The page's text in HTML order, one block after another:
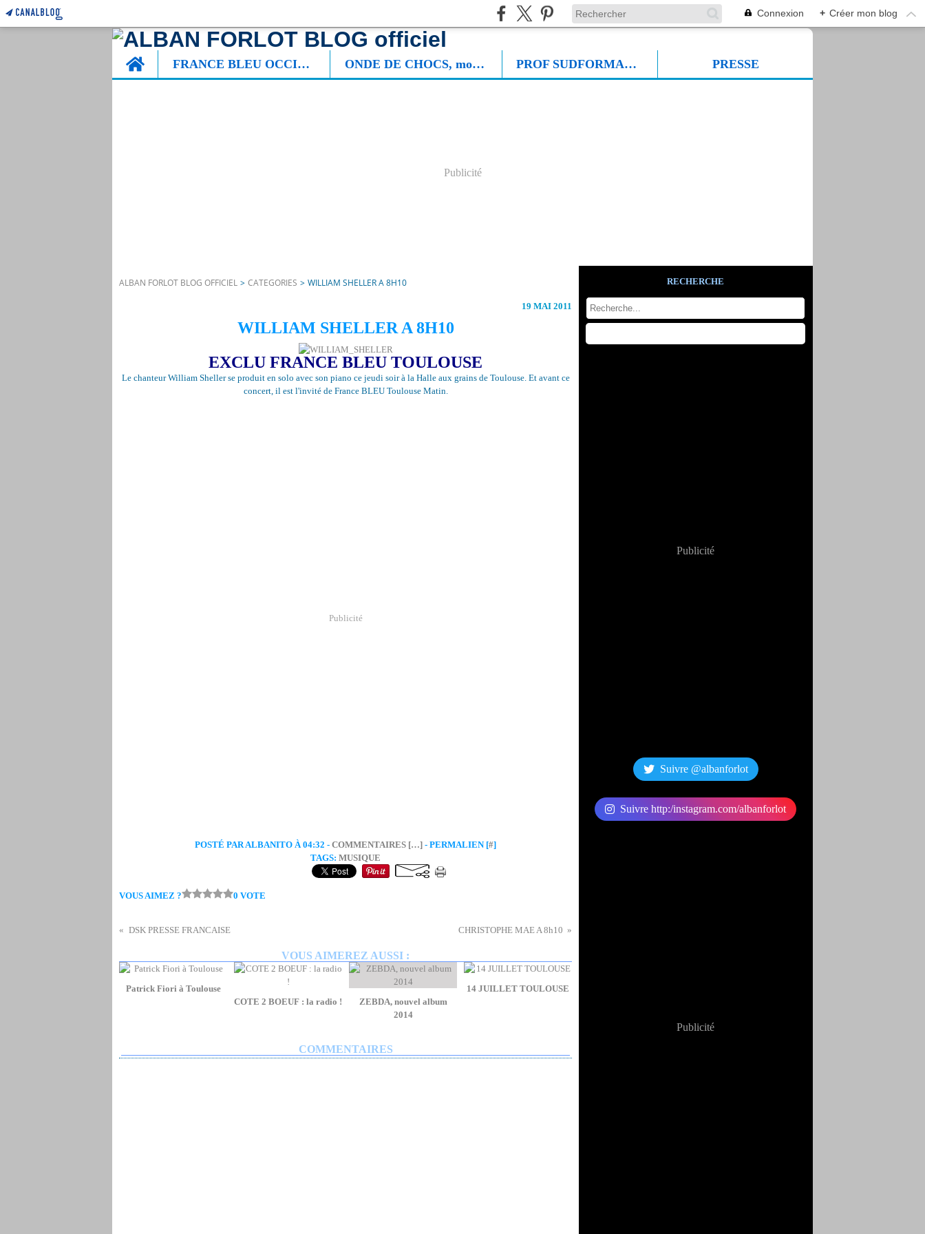
Connexion + Créer mon blog
Home
FRANCE BLEU OCCITANIE ONDE DE CHOCS, mon roman PROF SUDFORMADIA PRESSE
Publicité
ALBAN FORLOT BLOG OFFICIEL > CATEGORIES > WILLIAM SHELLER A 8H10
19 MAI 2011
WILLIAM SHELLER A 8H10
EXCLU FRANCE BLEU TOULOUSE
Le chanteur William Sheller se produit en solo avec son piano ce jeudi soir à la Halle aux grains de Toulouse. Et avant ce
concert, il est l'invité de France BLEU Toulouse Matin.
Publicité
POSTÉ PAR ALBANITO À 04:32 - COMMENTAIRES […] - PERMALIEN [#]
TAGS: MUSIQUE
VOUS AIMEZ ? 0 VOTE
DSK PRESSE FRANCAISE CHRISTOPHE MAE A 8h10
VOUS AIMEREZ AUSSI :
Patrick Fiori à Toulouse
COTE 2 BOEUF : la radio !
ZEBDA, nouvel album
2014
14 JUILLET TOULOUSE
COMMENTAIRES
RECHERCHE
Publicité
Suivre @albanforlot
Suivre http:/instagram.com/albanforlot
Publicité